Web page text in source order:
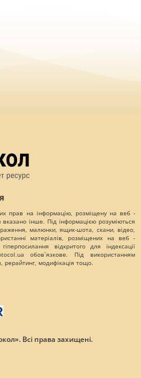
прав на інформацію, розміщену на веб -
інше. Під інформацією розуміються
малюнки, ящик-шота, скани, відео,
матеріалів, розміщених на веб -
відкритого для індексації
обов`язкове. Під використанням
рерайтинг, модифікація тощо.
Всі права захищені.